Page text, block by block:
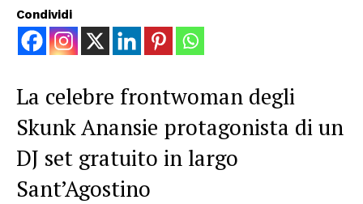
Condividi
La celebre frontwoman degli
Skunk Anansie protagonista di un
DJ set gratuito in largo
Sant’Agostino